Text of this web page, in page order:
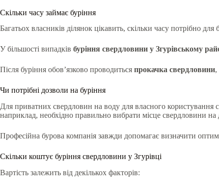
Скільки часу займає буріння
Багатьох власників ділянок цікавить, скільки часу потрібно
У більшості випадків буріння свердловини у Згурівському
Після буріння обов’язково проводиться прокачка свердловини,
Чи потрібні дозволи на буріння
Для приватних свердловин на воду для власного користування
наприклад, необхідно правильно вибрати місце свердловини на
Професійна бурова компанія завжди допомагає визначити
Скільки коштує буріння свердловини у Згурівці
Вартість залежить від декількох факторів: